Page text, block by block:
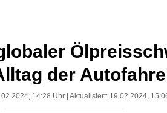
der
14:28 Uhr | Aktualisiert: 19.02.2024,